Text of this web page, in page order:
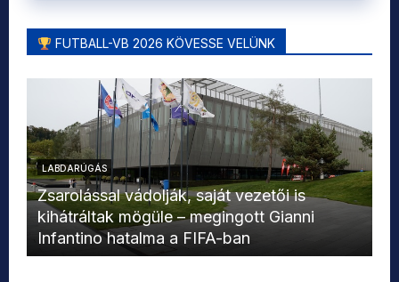
FUTBALL-VB 2026 KÖVESSE VELÜNK
LABDARÚGÁS
Zsarolással vádolják, saját vezetői is
kihátráltak mögüle – megingott Gianni
Infantino hatalma a FIFA-ban